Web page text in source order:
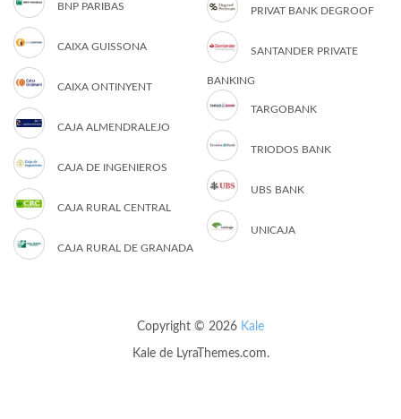
BNP PARIBAS
CAIXA GUISSONA
CAIXA ONTINYENT
CAJA ALMENDRALEJO
CAJA DE INGENIEROS
CAJA RURAL CENTRAL
CAJA RURAL DE GRANADA
PRIVAT BANK DEGROOF
SANTANDER PRIVATE
BANKING
TARGOBANK
TRIODOS BANK
UBS BANK
UNICAJA
Copyright © 2026 Kale
Kalede LyraThemes.com.